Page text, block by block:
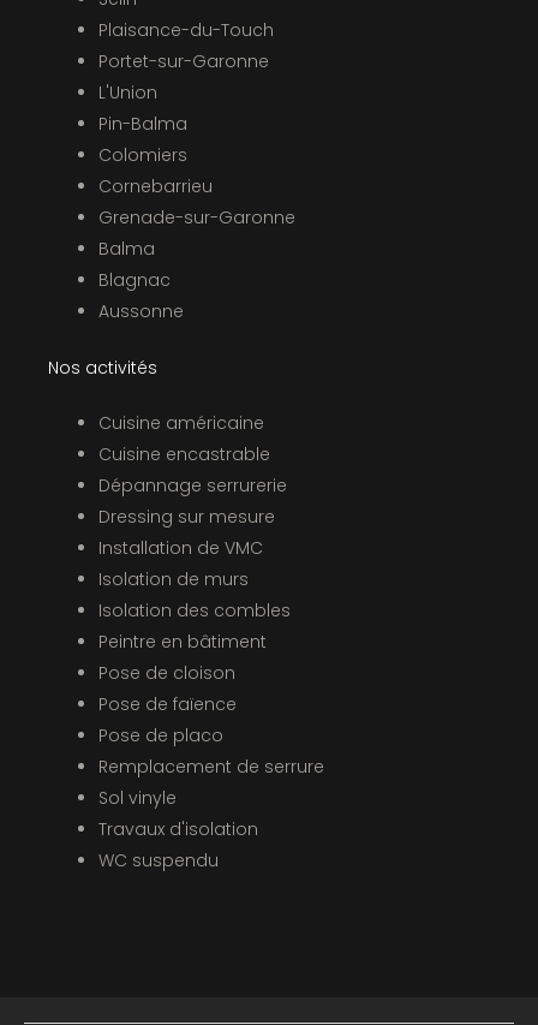
Plaisance-du-Touch
Portet-sur-Garonne
L'Union
Pin-Balma
Colomiers
Cornebarrieu
Grenade-sur-Garonne
Balma
Blagnac
Aussonne
Nos activités
Cuisine américaine
Cuisine encastrable
Dépannage serrurerie
Dressing sur mesure
Installation de VMC
Isolation de murs
Isolation des combles
Peintre en bâtiment
Pose de cloison
Pose de faïence
Pose de placo
Remplacement de serrure
Sol vinyle
Travaux d'isolation
WC suspendu